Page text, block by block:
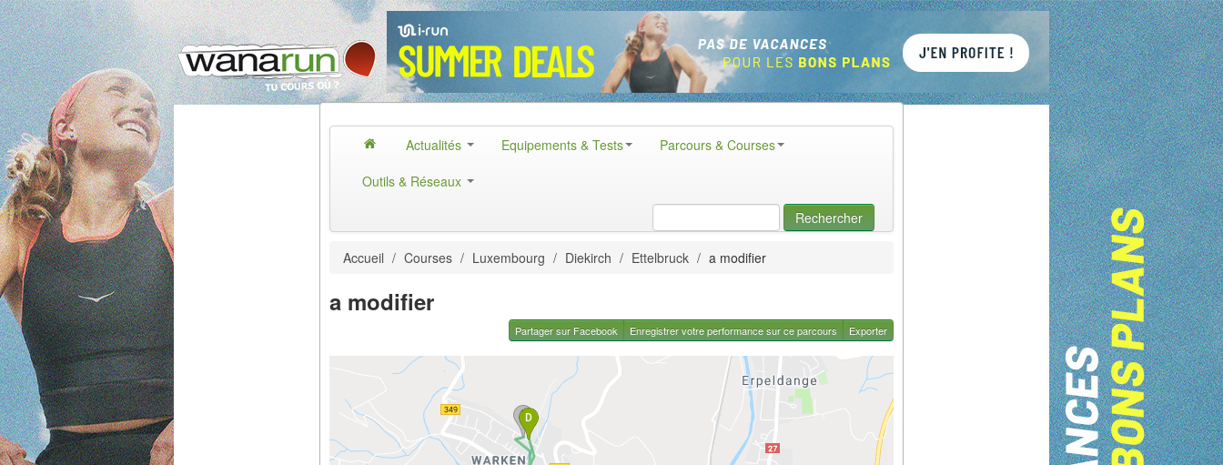
Actualités Equipements & Tests
Parcours & Courses
Outils & Réseaux
Rechercher
Accueil / Courses / Luxembourg / Diekirch / Ettelbruck / a modifier
a modifier
Partager sur Facebook Enregistrer votre performance sur ce parcours Exporter